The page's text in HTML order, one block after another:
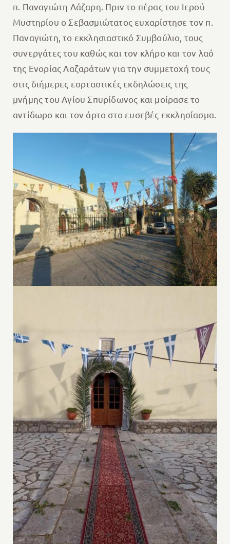
π. Παναγιώτη Λάζαρη. Πριν το πέρας του Ιερού
Μυστηρίου ο Σεβασμιώτατος ευχαρίστησε τον π.
Παναγιώτη, το εκκλησιαστικό Συμβούλιο, τους
συνεργάτες του καθώς και τον κλήρο και τον λαό
της Ενορίας Λαζαράτων για την συμμετοχή τους
στις διήμερες εορταστικές εκδηλώσεις της
μνήμης του Αγίου Σπυρίδωνος και μοίρασε το
αντίδωρο και τον άρτο στο ευσεβές εκκλησίασμα.